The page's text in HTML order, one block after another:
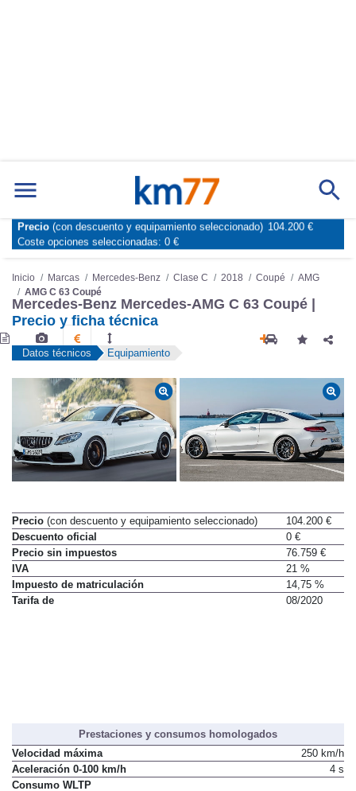
AMG C 63 Coupé
Mercedes-Benz Mercedes-AMG C 63 Coupé |
Precio y ficha técnica
Precio(con descuento y equipamiento seleccionado)
104.200 €
Descuento oficial
0 €
Precio sin impuestos
76.759 €
IVA
21 %
Impuesto de matriculación
14,75 %
Prestaciones y consumos homologados
Velocidad máxima
250 km/h
Aceleración 0-100 km/h
(con descuento y equipamiento seleccionado)
Coste opciones seleccionadas:0 €